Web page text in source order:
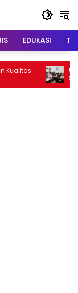
EDUKASI
51 Guru
Sidrap